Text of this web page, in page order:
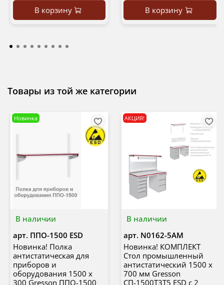
В корзину В корзину
Товары из той же категории
В наличии
Новинка
арт. ППО-1500 ESD
Новинка! Полка
антистатическая для
приборов и
оборудования 1500 х
300 Gresson ППО-1500
В наличии
АКЦИЯ!
арт. N0162-5AM
Новинка! КОМПЛЕКТ
Стол промышленный
антистатический 1500 х
700 мм Gresson
СП-1500Т3Т5 ESD с 2